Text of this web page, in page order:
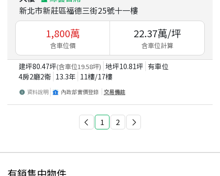
新北市新莊區福德三街25號十一樓
1,800萬
含車位價
22.37萬/坪
含車位計算
建坪80.47坪(含車位19.58坪) 地坪10.81坪 有車位
4房2廳2衛 13.3年 11樓/17樓
資料說明 內政部實價登錄 交易備註
1 2